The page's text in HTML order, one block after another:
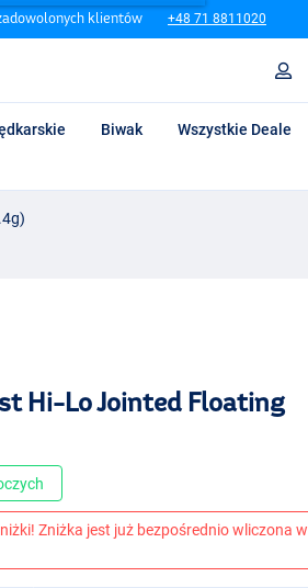
klientów +48 71 8811020
Biwak Wszystkie Deale
Hi-Lo Jointed Floating
Zniżka jest już bezpośrednio wliczona w